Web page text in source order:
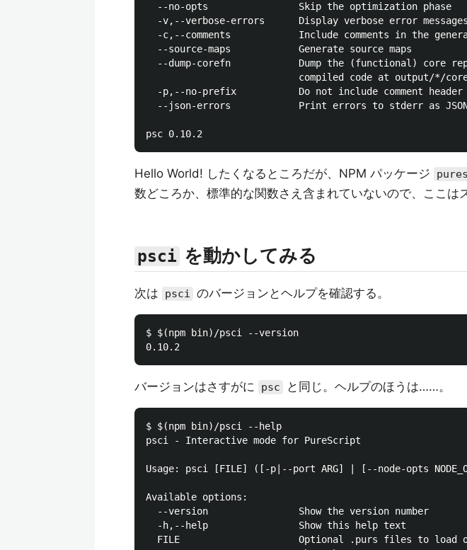
  --no-opts                Skip the optimization phase
  -v,--verbose-errors      Display verbose error messages
-c,--comments            Include comments in the
  --source-maps            Generate source maps
--dump-corefn            Dump the (functional) core
compiled code at output/*/
  -p,--no-prefix           Do not include comment header
--json-errors            Print errors to stderr as
Hello World! したくなるところだが、NPM パッケージ
数どころか、標準的な関数さえ含まれていないので、ここは
psci を動かしてみる
次は psci のバージョンとヘルプを確認する。
$ $(npm bin)/psci --version
バージョンはさすがに psc と同じ。ヘルプのほうは……。
$ $(npm bin)/psci --help
psci - Interactive mode for PureScript
Usage: psci [FILE] ([-p|--port ARG] | [--node-opts
Available options:
  --version                Show the version number
  -h,--help                Show this help text
FILE                     Optional .purs files to load